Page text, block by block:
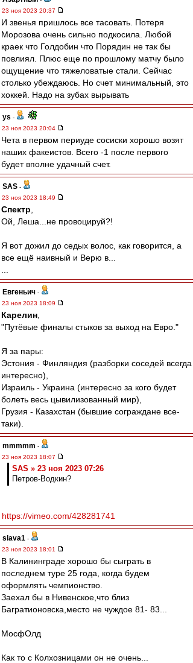
23 ноя 2023 20:37
И звенья пришлось все тасовать. Потеря
Морозова очень сильно подкосила. Любой
краек что Голдобин что Порядин не так бы
повлиял. Плюс еще по прошлому матчу было
ощущение что тяжеловатые стали. Сейчас
столько убеждаюсь. Но счет минимальный, это
хоккей. Надо на зубах вырывать
ys -
23 ноя 2023 20:04
Чета в первом периуде сосиски хорошо возят
наших факеистов. Всего -1 после первого
будет вполне удачный счет.
SAS -
23 ноя 2023 18:49
Спектр
Ой, Леша...не провоцируй?!
Я вот дожил до седых волос, как говорится, а
все ещё наивный и Верю в...
Евгеньич -
23 ноя 2023 18:09
Карелин
"Путёвые финалы стыков за выход на Евро."
Я за пары:
Эстония - Финляндия (разборки соседей всегда
интересно),
Израиль - Украина (интересно за кого будет
болеть весь цывилизованный мир),
Грузия - Казахстан (бывшие сограждане все-
таки).
mmmmm -
23 ноя 2023 18:07
SAS » 23 ноя 2023 07:26
Петров-Водкин?
https://vimeo.com/428281741
slava1 -
23 ноя 2023 18:01
В Калининграде хорошо бы сыграть в
последнем туре 25 года, когда будем
оформлять чемпионство.
Заехал бы в Нивенское,что близ
Багратионовска,место не чуждое 81- 83...
МосфОлд
Как то с Колхозницами он не очень...